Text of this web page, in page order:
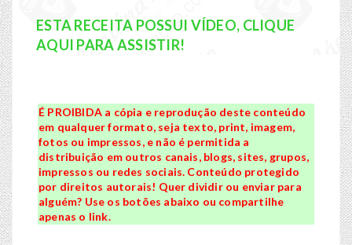
ESTA RECEITA POSSUI VÍDEO, CLIQUE
AQUI PARA ASSISTIR!
É PROIBIDA a cópia e reprodução deste conteúdo
em qualquer formato, seja texto, print, imagem,
fotos ou impressos, e não é permitida a
distribuição em outros canais, blogs, sites, grupos,
impressos ou redes sociais. Conteúdo protegido
por direitos autorais! Quer dividir ou enviar para
alguém? Use os botões abaixo ou compartilhe
apenas o link.